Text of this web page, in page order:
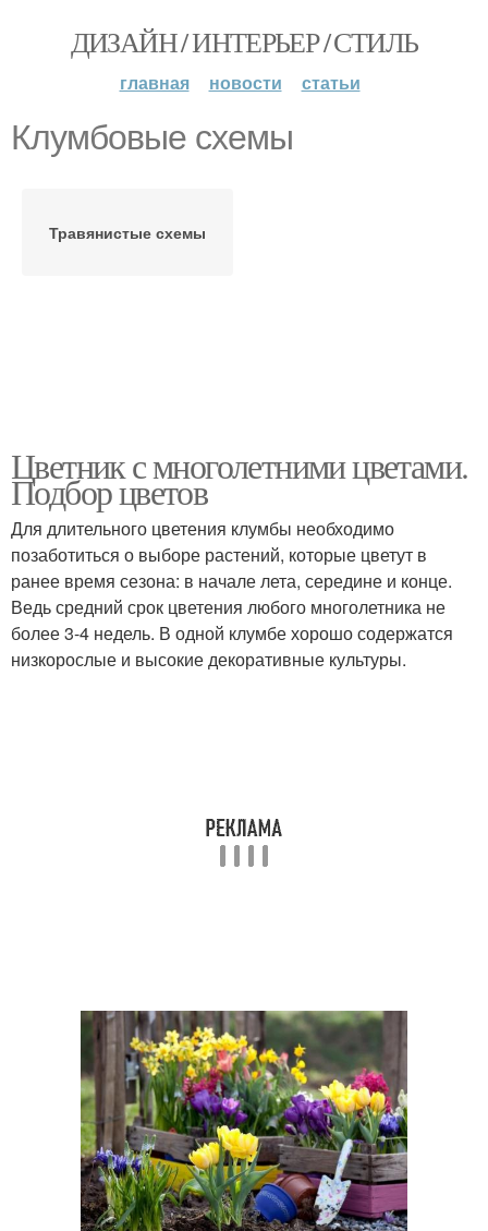
ДИЗАЙН / ИНТЕРЬЕР / СТИЛЬ
главная новости статьи
Клумбовые схемы
Травянистые схемы
Цветник с многолетними цветами.
Подбор цветов
Для длительного цветения клумбы необходимо
позаботиться о выборе растений, которые цветут в
ранее время сезона: в начале лета, середине и конце.
Ведь средний срок цветения любого многолетника не
более 3-4 недель. В одной клумбе хорошо содержатся
низкорослые и высокие декоративные культуры.